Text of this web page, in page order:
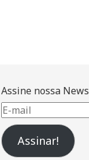
Assine nossa News
E-
mail
Assinar!